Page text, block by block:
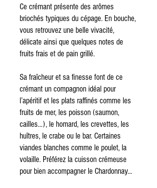
Ce crémant présente des arômes
briochés typiques du cépage. En bouche,
vous retrouvez une belle vivacité,
délicate ainsi que quelques notes de
fruits frais et de pain grillé.
Sa fraîcheur et sa finesse font de ce
crémant un compagnon idéal pour
l’apéritif et les plats raffinés comme les
fruits de mer, les poisson (saumon,
cailles…), le homard, les crevettes, les
huîtres, le crabe ou le bar. Certaines
viandes blanches comme le poulet, la
volaille. Préférez la cuisson crémeuse
pour bien accompagner le Chardonnay...